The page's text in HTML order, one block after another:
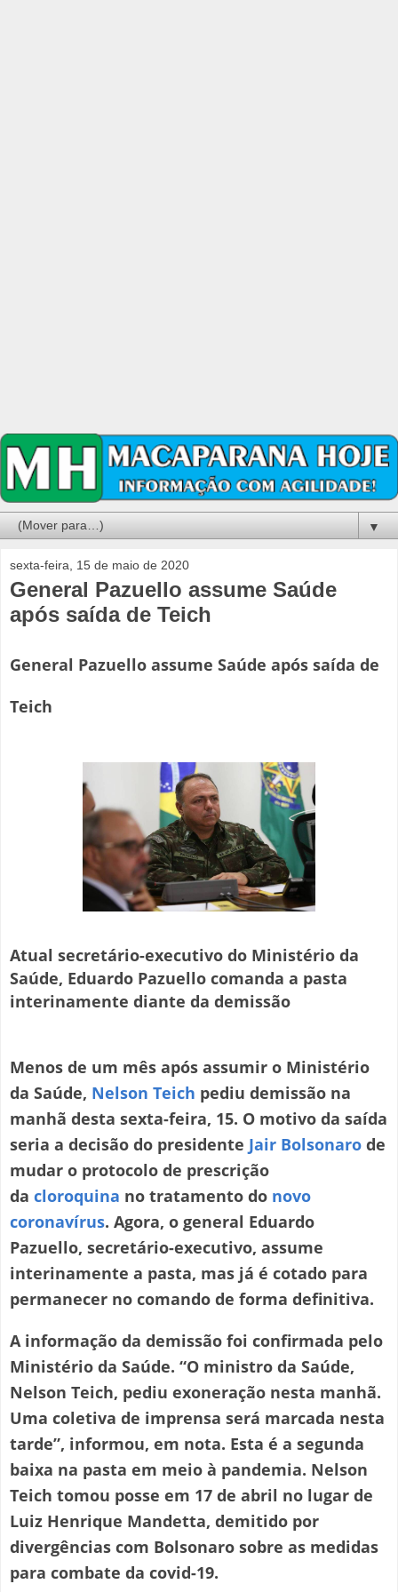
▼
sexta-feira, 15 de maio de 2020
General Pazuello assume Saúde
após saída de Teich
General Pazuello assume Saúde após saída de
Teich
Atual secretário-executivo do Ministério da
Saúde, Eduardo Pazuello comanda a pasta
interinamente diante da demissão
Menos de um mês após assumir o Ministério
da Saúde, Nelson Teich pediu demissão na
manhã desta sexta-feira, 15. O motivo da saída
seria a decisão do presidente Jair Bolsonaro de
mudar o protocolo de prescrição
da cloroquina no tratamento do novo
coronavírus. Agora, o general Eduardo
Pazuello, secretário-executivo, assume
interinamente a pasta, mas já é cotado para
permanecer no comando de forma definitiva.
A informação da demissão foi confirmada pelo
Ministério da Saúde. “O ministro da Saúde,
Nelson Teich, pediu exoneração nesta manhã.
Uma coletiva de imprensa será marcada nesta
tarde”, informou, em nota. Esta é a segunda
baixa na pasta em meio à pandemia. Nelson
Teich tomou posse em 17 de abril no lugar de
Luiz Henrique Mandetta, demitido por
divergências com Bolsonaro sobre as medidas
para combate da covid-19.